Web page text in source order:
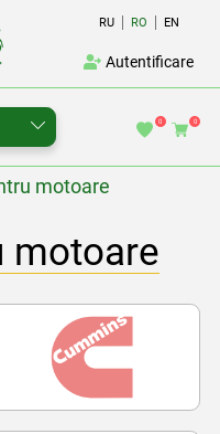
Autentificare
RU RO EN
0 0
motoare
motoare